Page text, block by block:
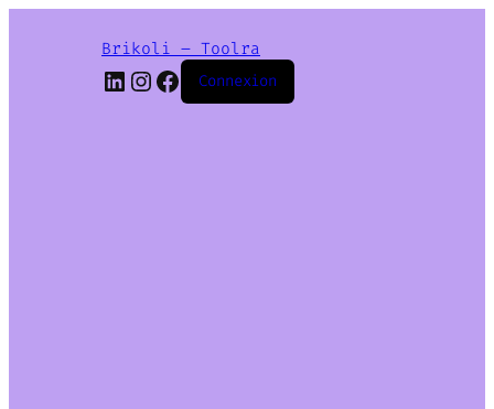
Brikoli – Toolra
LinkedIn
Instagram
Facebook
Connexion